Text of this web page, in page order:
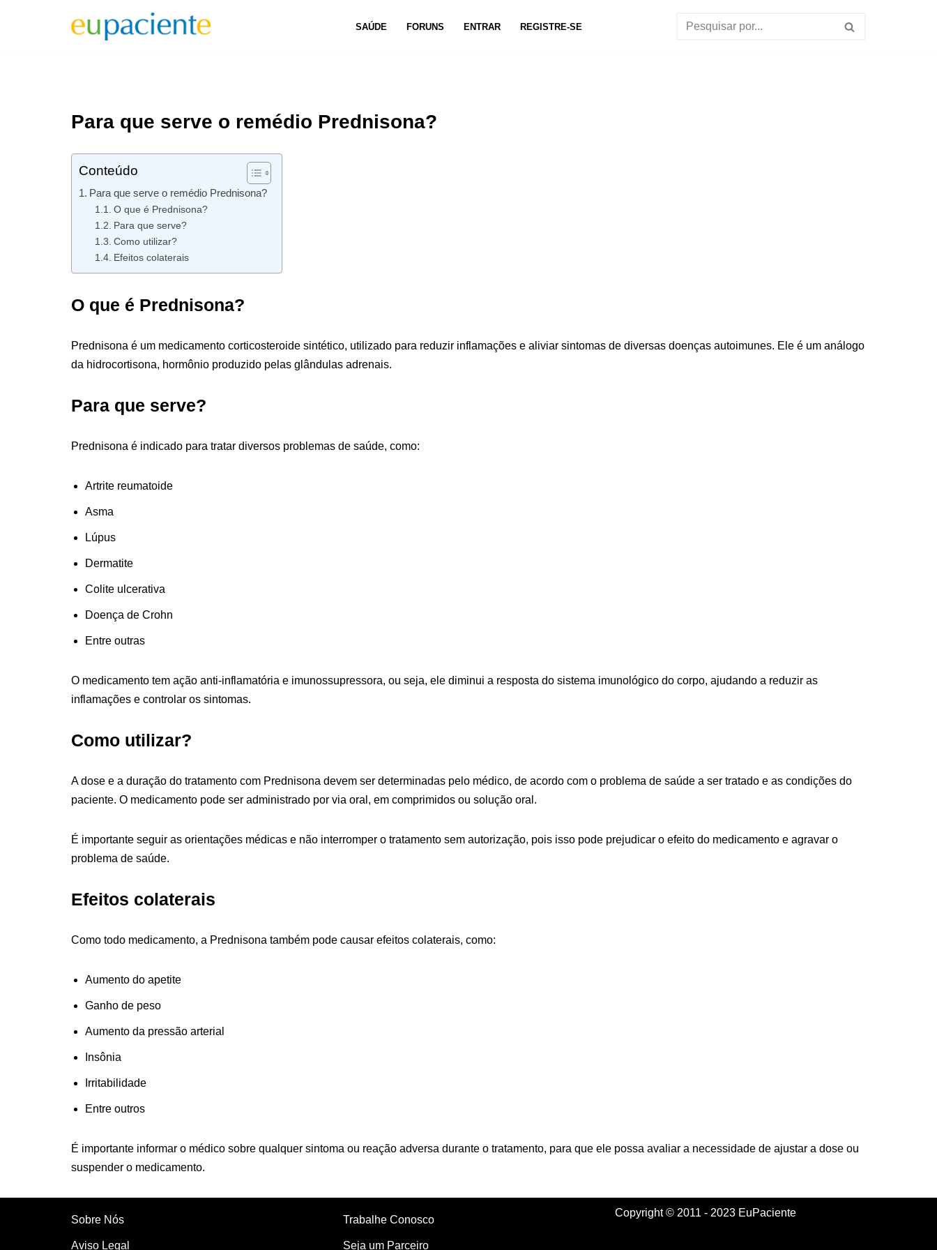
SAÚDE FORUNS ENTRAR REGISTRE-SE
Para que serve o remédio Prednisona?
Conteúdo
Para que serve o remédio Prednisona?
O que é Prednisona?
Para que serve?
Como utilizar?
Efeitos colaterais
O que é Prednisona?
Prednisona é um medicamento corticosteroide sintético, utilizado para reduzir inflamações e aliviar sintomas de diversas doenças autoimunes. Ele é um análogo
da hidrocortisona, hormônio produzido pelas glândulas adrenais.
Para que serve?
Prednisona é indicado para tratar diversos problemas de saúde, como:
Artrite reumatoide
Asma
Lúpus
Dermatite
Colite ulcerativa
Doença de Crohn
Entre outras
O medicamento tem ação anti-inflamatória e imunossupressora, ou seja, ele diminui a resposta do sistema imunológico do corpo, ajudando a reduzir as
inflamações e controlar os sintomas.
Como utilizar?
A dose e a duração do tratamento com Prednisona devem ser determinadas pelo médico, de acordo com o problema de saúde a ser tratado e as condições do
paciente. O medicamento pode ser administrado por via oral, em comprimidos ou solução oral.
É importante seguir as orientações médicas e não interromper o tratamento sem autorização, pois isso pode prejudicar o efeito do medicamento e agravar o
problema de saúde.
Efeitos colaterais
Como todo medicamento, a Prednisona também pode causar efeitos colaterais, como:
Aumento do apetite
Ganho de peso
Aumento da pressão arterial
Insônia
Irritabilidade
Entre outros
É importante informar o médico sobre qualquer sintoma ou reação adversa durante o tratamento, para que ele possa avaliar a necessidade de ajustar a dose ou
suspender o medicamento.
Sobre Nós
Aviso Legal
Trabalhe Conosco
Seja um Parceiro
Copyright © 2011 - 2023 EuPaciente